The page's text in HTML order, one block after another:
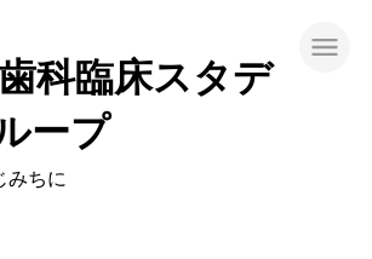
科臨床スタデ
ープ
みちに